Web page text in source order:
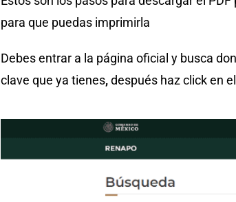
para que puedas imprimirla
Debes entrar a la página oficial y busca
clave que ya tienes,después haz click en